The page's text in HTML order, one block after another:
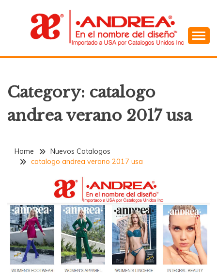
ANDREA
Category: catalogo
andrea verano 2017 usa
Home
Nuevos Catalogos
catalogo andrea verano 2017 usa